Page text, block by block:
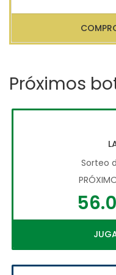
Próximos
Sorteo